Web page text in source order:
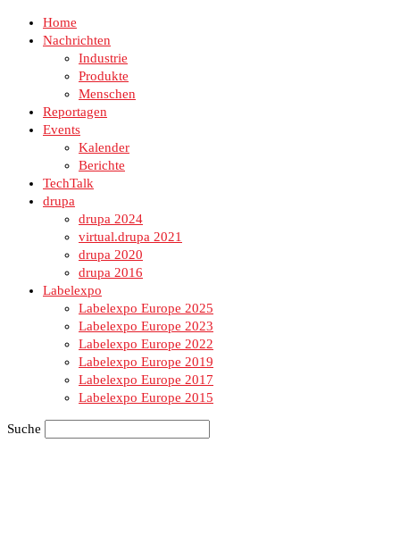
Home
Nachrichten
Industrie
Produkte
Menschen
Reportagen
Events
Kalender
Berichte
TechTalk
drupa
drupa 2024
virtual.drupa 2021
drupa 2020
drupa 2016
Labelexpo
Labelexpo Europe 2025
Labelexpo Europe 2023
Labelexpo Europe 2022
Labelexpo Europe 2019
Labelexpo Europe 2017
Labelexpo Europe 2015
Suche